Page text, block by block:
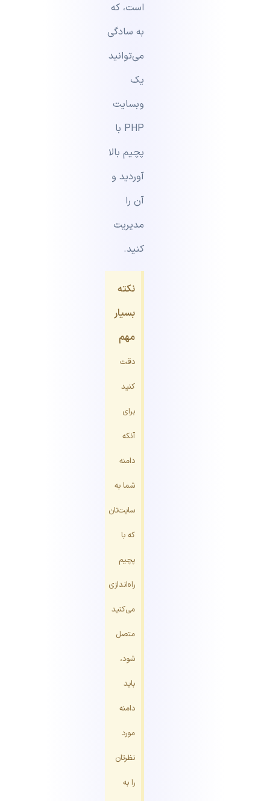
است، که
به سادگی
می‌توانید
یک
وبسایت
PHP با
پچیم بالا
آوردید و
آن را
مدیریت
کنید.
نکته
بسیار
مهم
دقت
کنید
برای
آنکه
دامنه
شما به
سایت‌تان
که با
پچیم
راه‌اندازی
می‌کنید
متصل
شود،
باید
دامنه
مورد
نظرتان
را به